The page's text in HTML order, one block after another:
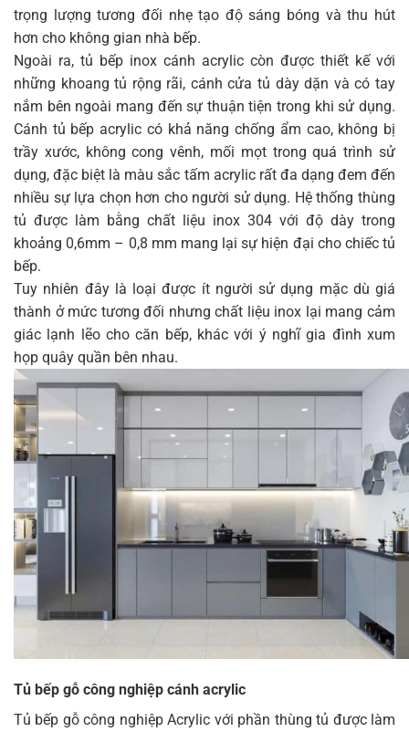
trọng lượng tương đối nhẹ tạo độ sáng bóng và thu hút
hơn cho không gian nhà bếp.
Ngoài ra, tủ bếp inox cánh acrylic còn được thiết kế với
những khoang tủ rộng rãi, cánh cửa tủ dày dặn và có tay
nắm bên ngoài mang đến sự thuận tiện trong khi sử dụng.
Cánh tủ bếp acrylic có khả năng chống ẩm cao, không bị
trầy xước, không cong vênh, mối mọt trong quá trình sử
dụng, đặc biệt là màu sắc tấm acrylic rất đa dạng đem đến
nhiều sự lựa chọn hơn cho người sử dụng. Hệ thống thùng
tủ được làm bằng chất liệu inox 304 với độ dày trong
khoảng 0,6mm – 0,8 mm mang lại sự hiện đại cho chiếc tủ
bếp.
Tuy nhiên đây là loại được ít người sử dụng mặc dù giá
thành ở mức tương đối nhưng chất liệu inox lại mang cảm
giác lạnh lẽo cho căn bếp, khác với ý nghĩ gia đình xum
họp quây quần bên nhau.
Tủ bếp gỗ công nghiệp cánh acrylic
Tủ bếp gỗ công nghiệp Acrylic với phần thùng tủ được làm